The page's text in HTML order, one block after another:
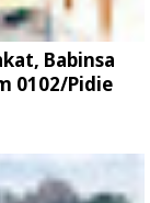
Babinsa
0102/Pidie